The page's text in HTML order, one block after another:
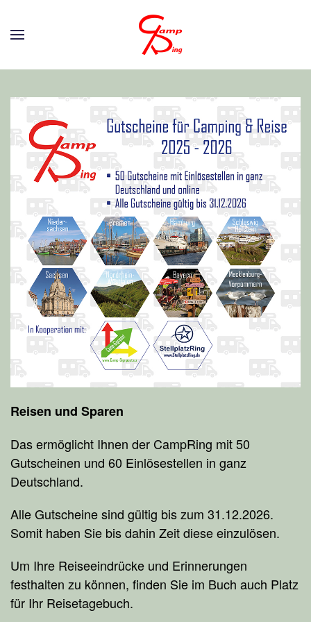
Zum Hauptinhalt springen
Reisen und Sparen
Das ermöglicht Ihnen der CampRing mit 50
Gutscheinen und 60 Einlösestellen in ganz
Deutschland.
Alle Gutscheine sind gültig bis zum 31.12.2026.
Somit haben Sie bis dahin Zeit diese einzulösen.
Um Ihre Reiseeindrücke und Erinnerungen
festhalten zu können, finden Sie im Buch auch Platz
für Ihr Reisetagebuch.